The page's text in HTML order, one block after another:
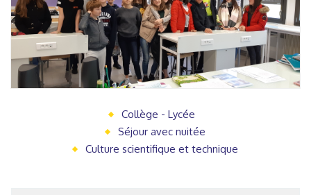
Collège - Lycée
Séjour avec nuitée
Culture scientifique et technique